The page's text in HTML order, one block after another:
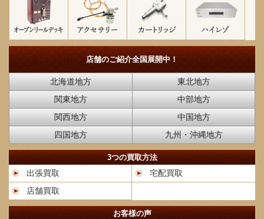
店舗のご紹介全国展開中！
北海道地方
東北地方
関東地方
中部地方
関西地方
中国地方
四国地方
九州・沖縄地方
3つの買取方法
出張買取
宅配買取
店舗買取
お客様の声